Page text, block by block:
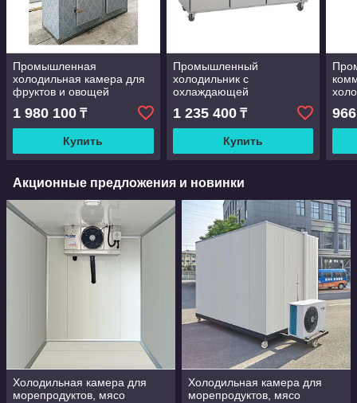
Промышленная
холодильная камера для
фруктов и овощей
1 980 100 ₸
Купить
Промышленный
холодильник с
охлаждающей
поверхностью для
сохранения свежести
овощей
1 235 400₸
Купить
Акционные предложения и новинки
Холодильная камера для
морепродуктов, мясо
Холодильная камера для
морепродуктов, мясо